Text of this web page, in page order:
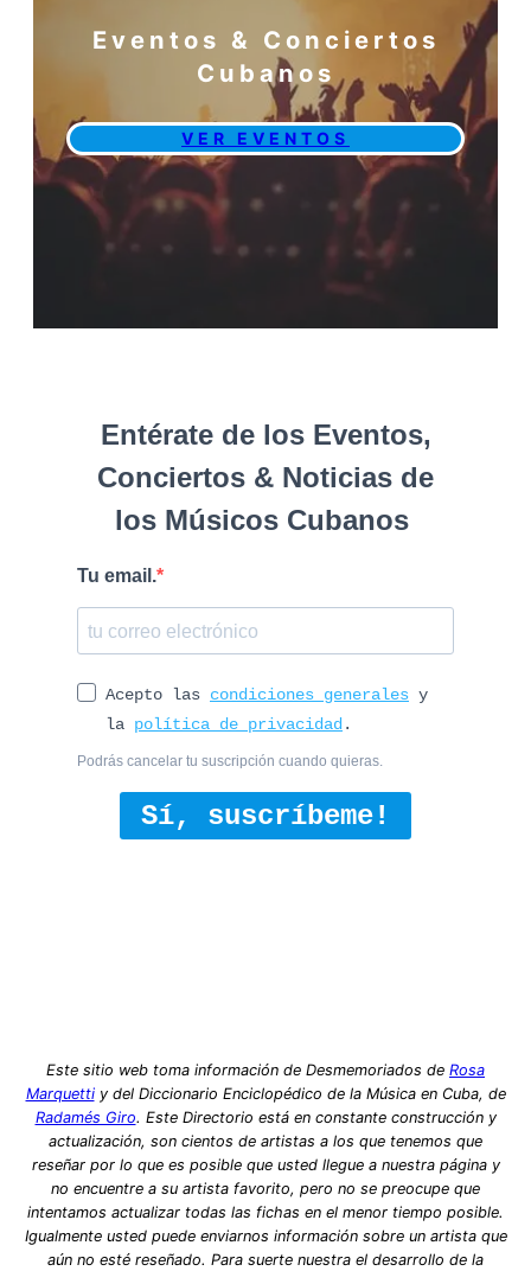
Eventos & Conciertos
Cubanos
VER EVENTOS
Entérate de los Eventos,
Conciertos & Noticias de
los Músicos Cubanos
Tu email.
Acepto las condiciones generales y
la política de privacidad.
Podrás cancelar tu suscripción cuando quieras.
Sí, suscríbeme!
Este sitio web toma información de Desmemoriados de Rosa
Marquettiy del Diccionario Enciclopédico de la Música en Cuba, de
Radamés Giro. Este Directorio está en constante construcción y
actualización, son cientos de artistas a los que tenemos que
reseñar por lo que es posible que usted llegue a nuestra página y
no encuentre a su artista favorito, pero no se preocupe que
intentamos actualizar todas las fichas en el menor tiempo posible.
Igualmente usted puede enviarnos información sobre un artista que
aún no esté reseñado. Para suerte nuestra el desarrollo de la